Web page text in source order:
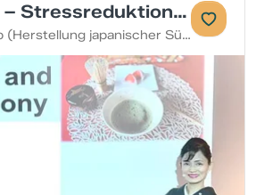
Mindfulness – Stressreduktion mit Teezeremonie
Matcha-Workshop (Herstellung japanischer Süssigkeiten, Meditation und Teezeremonie)